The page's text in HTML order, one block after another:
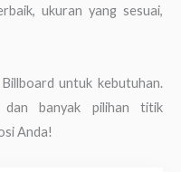
ukuran yang sesuai,
untuk kebutuhan.
dan banyak pilihan titik
Anda!